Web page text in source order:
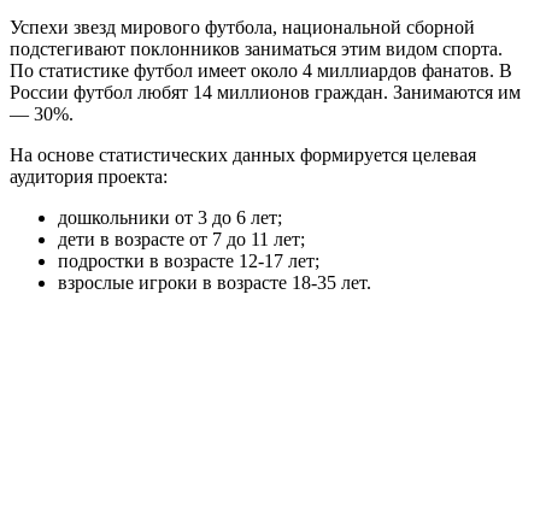
Успехи звезд мирового футбола, национальной сборной
подстегивают поклонников заниматься этим видом спорта.
По статистике футбол имеет около 4 миллиардов фанатов. В
России футбол любят 14 миллионов граждан. Занимаются им
— 30%.
На основе статистических данных формируется целевая
аудитория проекта:
дошкольники от 3 до 6 лет;
дети в возрасте от 7 до 11 лет;
подростки в возрасте 12-17 лет;
взрослые игроки в возрасте 18-35 лет.